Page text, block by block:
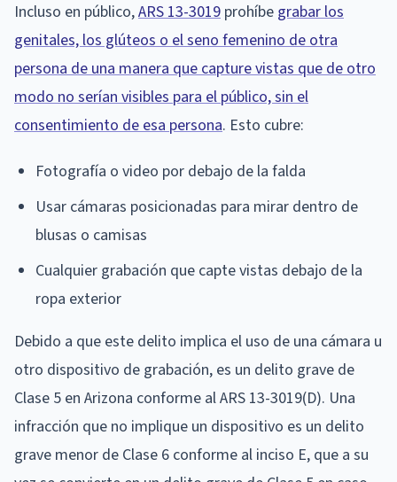
Incluso en público,ARS 13-3019 prohíbe grabar los
genitales, los glúteos o el seno femenino de otra
persona de una manera que capture vistas que de otro
modo no serían visibles para el público, sin el
consentimiento de esa persona. Esto cubre:
Fotografía o video por debajo de la falda
Usar cámaras posicionadas para mirar dentro de
blusas o camisas
Cualquier grabación que capte vistas debajo de la
ropa exterior
Debido a que este delito implica el uso de una cámara u
otro dispositivo de grabación, es un delito grave de
Clase 5 en Arizona conforme al ARS 13-3019(D). Una
infracción que no implique un dispositivo es un delito
grave menor de Clase 6 conforme al inciso E, que a su